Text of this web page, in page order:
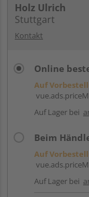
Holz Ulrich
Stuttgart
Kontakt
Online
Auf
Auf Lager bei
Beim
Auf
Auf Lager bei